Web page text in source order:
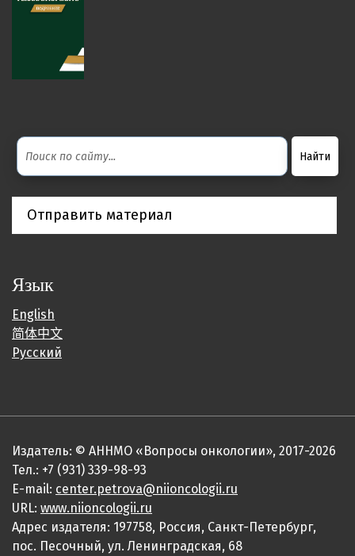
Отправить материал
Язык
English
简体中文
Русский
Издатель: © АННМО «Вопросы онкологии», 2017-2026
Тел.: +7 (931) 339-98-93
E-mail: center.petrova@niioncologii.ru
URL: www.niioncologii.ru
Адрес издателя: 197758, Россия, Санкт-Петербург,
пос. Песочный, ул. Ленинградская, 68